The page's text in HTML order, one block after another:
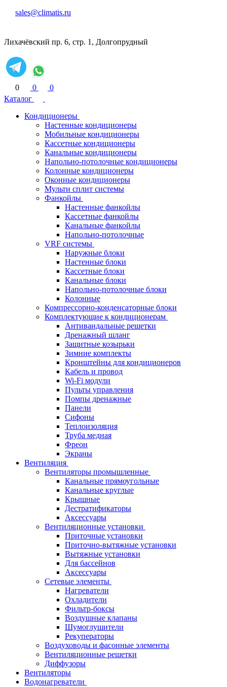
sales@climatis.ru
Лихачёвский пр. 6, стр. 1, Долгопрудный
0 0
0
Каталог
Кондиционеры
Настенные кондиционеры
Мобильные кондиционеры
Кассетные кондиционеры
Канальные кондиционеры
Напольно-потолочные кондиционеры
Колонные кондиционеры
Оконные кондиционеры
Мульти сплит системы
Фанкойлы
Настенные фанкойлы
Кассетные фанкойлы
Канальные фанкойлы
Напольно-потолочные
VRF системы
Наружные блоки
Настенные блоки
Кассетные блоки
Канальные блоки
Напольно-потолочные блоки
Колонные
Компрессорно-конденсаторные блоки
Комплектующие к кондиционерам
Антивандальные решетки
Дренажный шланг
Защитные козырьки
Зимние комплекты
Кронштейны для кондиционеров
Кабель и провод
Wi-Fi модули
Пульты управления
Помпы дренажные
Панели
Сифоны
Теплоизоляция
Труба медная
Фреон
Экраны
Вентиляция
Вентиляторы промышленные
Канальные прямоугольные
Канальные круглые
Крышные
Дестратификаторы
Аксессуары
Вентиляционные установки
Приточные установки
Приточно-вытяжные установки
Вытяжные установки
Для бассейнов
Аксессуары
Сетевые элементы
Нагреватели
Охладители
Фильтр-боксы
Воздушные клапаны
Шумоглушители
Рекуператоры
Воздуховоды и фасонные элементы
Вентиляционные решетки
Диффузоры
Вентиляторы
Водонагреватели